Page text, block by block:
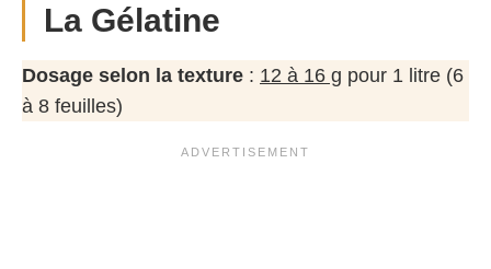
La Gélatine
Dosage selon la texture : 12 à 16 g pour 1 litre (6
à 8 feuilles)